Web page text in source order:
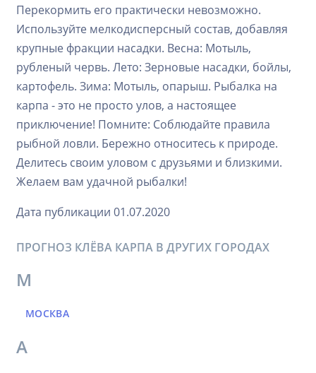
Перекормить его практически невозможно.
Используйте мелкодисперсный состав, добавляя
крупные фракции насадки. Весна: Мотыль,
рубленый червь. Лето: Зерновые насадки, бойлы,
картофель. Зима: Мотыль, опарыш. Рыбалка на
карпа - это не просто улов, а настоящее
приключение! Помните: Соблюдайте правила
рыбной ловли. Бережно относитесь к природе.
Делитесь своим уловом с друзьями и близкими.
Желаем вам удачной рыбалки!
Дата публикации 01.07.2020
ПРОГНОЗ КЛЁВА КАРПА В ДРУГИХ ГОРОДАХ
М
МОСКВА
А